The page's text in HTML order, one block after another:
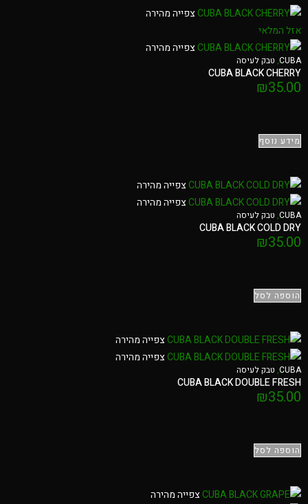
צפייה מהירה
אזל המלאי
צפייה מהירה
CUBA
, טבק לעיסה
CUBA BLACK CHERRY
₪35.00
מידע נוסף
צפייה מהירה
צפייה מהירה
CUBA
, טבק לעיסה
CUBA BLACK COLD DRY
₪35.00
הוספה לסל
צפייה מהירה
צפייה מהירה
CUBA
, טבק לעיסה
CUBA BLACK DOUBLE FRESH
₪35.00
הוספה לסל
צפייה מהירה